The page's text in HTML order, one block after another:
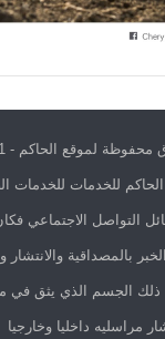
لموقع الحاكم - 2021 ©
للخدمات للخدمات
التواصل الاجتماعي
بالمصداقية
الجسم الذي يثق في
مراسليه داخليا وخارجيا